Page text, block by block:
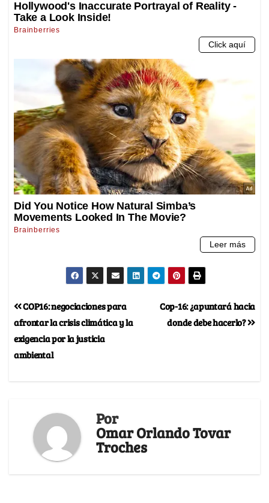
Cop-16: ¿apuntará hacia
donde debe hacerlo?
COP16: negociaciones para
afrontar la crisis climática y la
exigencia por la justicia
ambiental
Por
Omar Orlando Tovar
Troches